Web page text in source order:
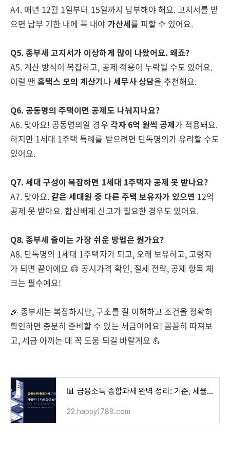
A4. 매년 12월 1일부터 15일까지 납부해야 해요. 고지서를 받
으면 납부 기한 내에 꼭 내야 가산세를 피할 수 있어요.
Q5. 종부세 고지서가 이상하게 많이 나왔어요. 왜죠?
A5. 계산 방식이 복잡하고, 공제 적용이 누락될 수도 있어요.
이럴 땐홈택스 모의 계산기나세무사 상담을 추천해요.
Q6. 공동명의 주택이면 공제도 나눠지나요?
A6. 맞아요! 공동명의일 경우 각자 6억 원씩 공제가 적용돼요.
하지만 1세대 1주택 특례를 받으려면 단독명의가 유리할 수도
있어요.
Q7. 세대 구성이 복잡하면 1세대 1주택자 공제 못 받나요?
A7. 맞아요.같은 세대원 중 다른 주택 보유자가 있으면 12억
공제 못 받아요. 합산배제 신고가 필요한 경우도 있어요.
Q8. 종부세 줄이는 가장 쉬운 방법은 뭔가요?
A8. 단독명의 1세대 1주택자가 되고, 오래 보유하고, 고령자
가 되면 끝이에요 😄 공시가격 확인, 절세 전략, 공제 항목 체
크는 필수예요!
🎉 종부세는 복잡하지만, 구조를 잘 이해하고 조건을 정확히
확인하면 충분히 준비할 수 있는 세금이에요! 꼼꼼히 따져보
고, 세금 아끼는 데 꼭 도움 되길 바랄게요 💪
📊 금융소득 종합과세 완벽 정리: 기준, 세율부터 세금 절감 팁까지!
22.happy1788.com